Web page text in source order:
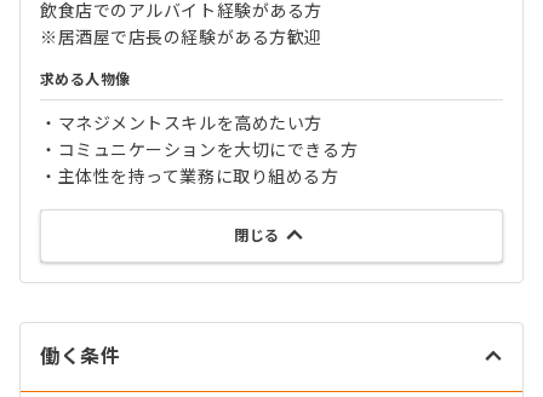
飲食店でのアルバイト経験がある方
※居酒屋で店長の経験がある方歓迎
求める人物像
・マネジメントスキルを高めたい方
・コミュニケーションを大切にできる方
・主体性を持って業務に取り組める方
閉じる
働く条件